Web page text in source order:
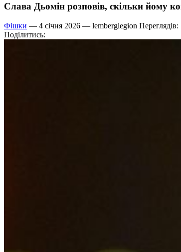
Слава Дьомін розповів, скільки йому
Фішки — 4 січня 2026 — lemberglegion Переглядів:
Поділитись: